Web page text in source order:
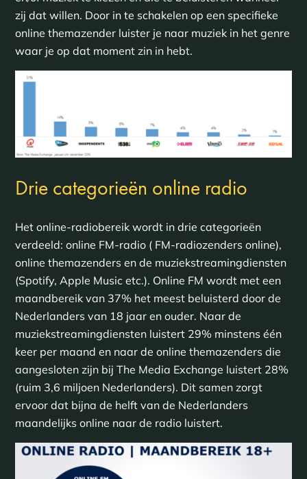
zij dat willen. Door in te schakelen op een specifieke
online themazender luister je naar muziek in het genre
waar je op dat moment zin in hebt.
Drie categorieën online radio
Het online-radiobereik wordt in drie categorieën
verdeeld: online FM-radio ( FM-radiozenders online),
online themazenders en de muziekstreamingdiensten
(Spotify, Apple Music etc.). Online FM wordt met een
maandbereik van 37% het meest beluisterd door de
Nederlanders van 18 jaar en ouder. Naar de
muziekstreamingdiensten luistert 29% minstens één
keer per maand en naar de online themazenders die
aangesloten zijn bij The Media Exchange luistert 28%
(ruim 3,6 miljoen Nederlanders). Dit samen zorgt
ervoor dat bijna de helft van de Nederlanders
maandelijks online naar de radio luistert.